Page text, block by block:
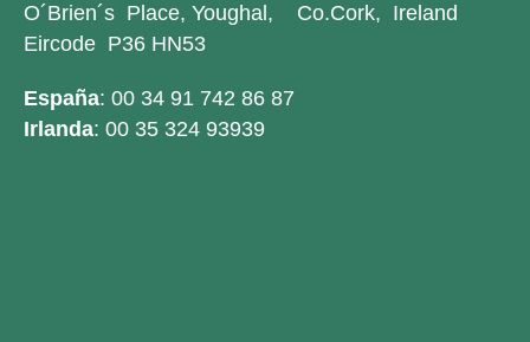
O´Brien´s Place, Youghal, Co.Cork, Ireland
Eircode P36 HN53
España: 00 34 91 742 86 87
Irlanda: 00 35 324 93939